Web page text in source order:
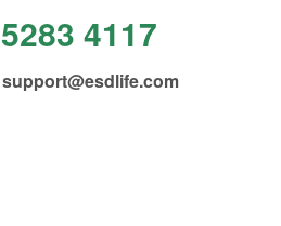
5283 4117
support@esdlife.com